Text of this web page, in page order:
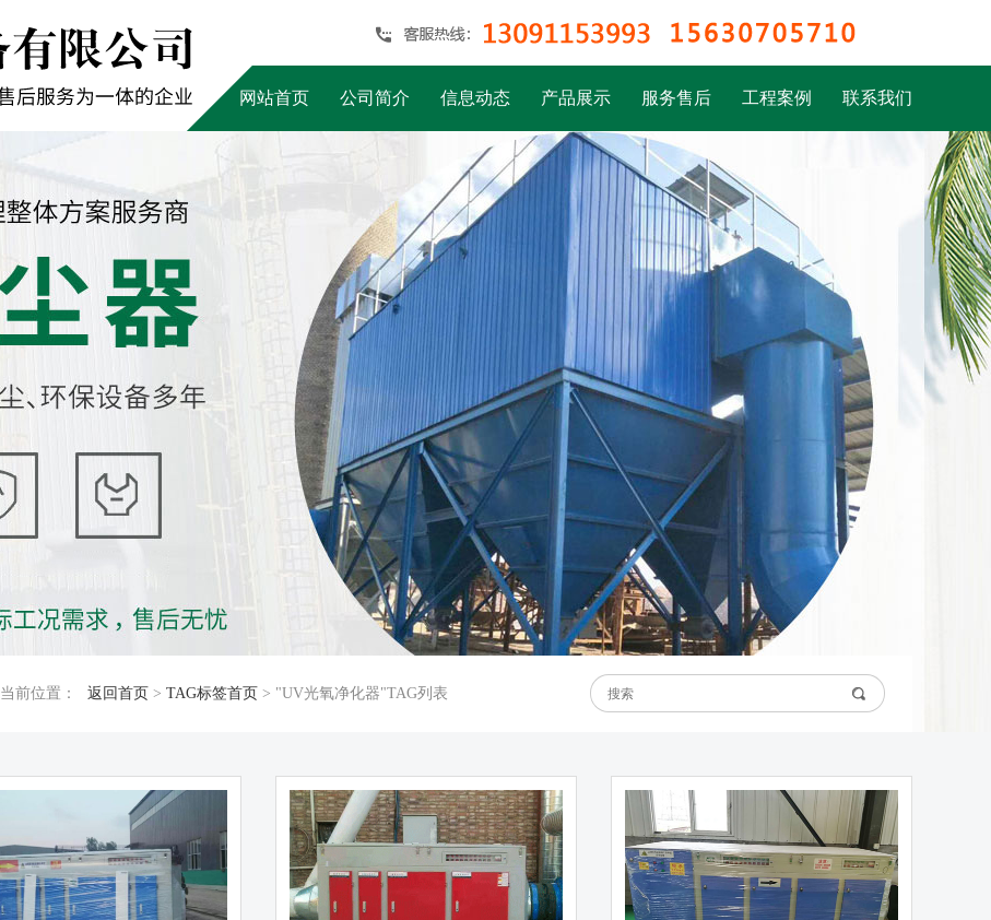
网站首页 公司简介 信息动态 产品展示 服务售后 工程案例 联系我们
当前位置： 返回首页 > TAG标签首页 > "UV光氧净化器"TAG列表